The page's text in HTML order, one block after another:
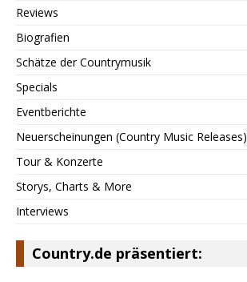
Reviews
Biografien
Schätze der Countrymusik
Specials
Eventberichte
Neuerscheinungen (Country Music Releases)
Tour & Konzerte
Storys, Charts & More
Interviews
Country.de präsentiert: